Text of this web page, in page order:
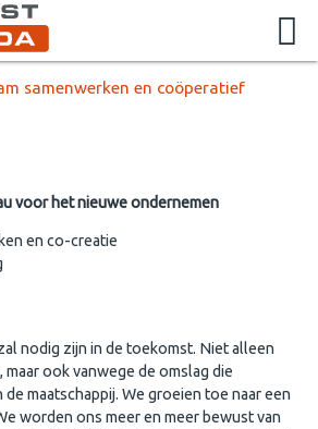
samenwerken en coöperatief
voor het nieuwe ondernemen
en co-creatie
nodig zijn in de toekomst. Niet alleen
ook vanwege de omslag die
maatschappij. We groeien toe naar een
worden ons meer en meer bewust van